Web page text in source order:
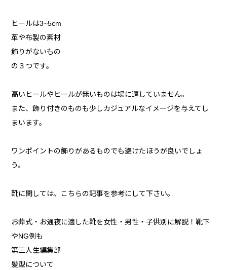
ヒールは3~5cm
革や布製の素材
飾りがないもの
の３つです。
高いヒールやヒールが無いものは場に適していません。
また、飾り付きのものも少しカジュアルなイメージを与えてし
まいます。
ワンポイントの飾りがあるものでも避けたほうが良いでしょ
う。
靴に関しては、こちらの記事を参考にして下さい。
お葬式・お通夜に適した靴を女性・男性・子供別に解説！靴下
やNG例も
第三人生編集部
髪型について